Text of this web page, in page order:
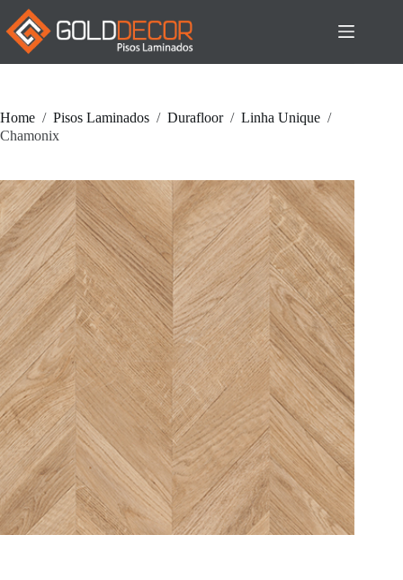
Pular
para
conteúdo
Home / Pisos Laminados / Durafloor / Linha Unique /
Chamonix